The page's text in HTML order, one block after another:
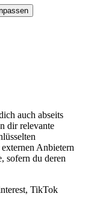
auch abseits
dir relevante
Anbietern
sofern du deren
TikTok